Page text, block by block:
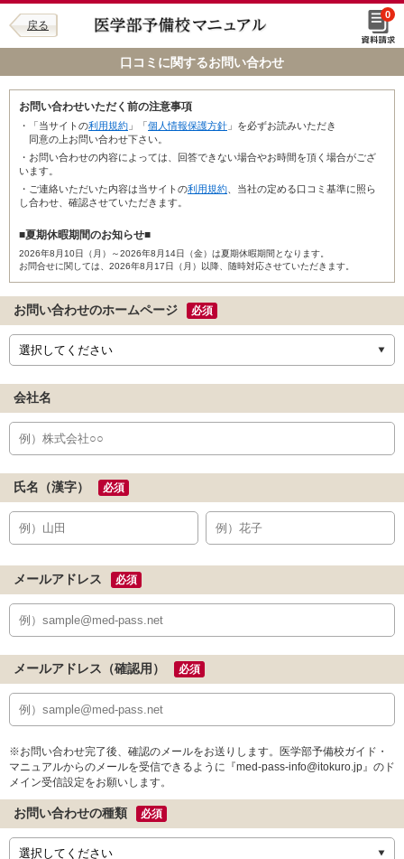
戻る
0
口コミに関するお問い合わせ
お問い合わせいただく前の注意事項
・「当サイトの利用規約 」「個人情報保護方針 」を必ずお読みいただき
同意の上お問い合わせ下さい。
・お問い合わせの内容によっては、回答できない場合やお時間を頂く場合がござ
います。
・ご連絡いただいた内容は当サイトの利用規約 、当社の定める口コミ基準に照ら
し合わせ、確認させていただきます。
■夏期休暇期間のお知らせ■
2026年8月10日（月）～2026年8月14日（金）は夏期休暇期間となります。
お問合せに関しては、2026年8月17日（月）以降、随時対応させていただきます。
お問い合わせのホームページ 必須
会社名
氏名（漢字） 必須
メールアドレス 必須
メールアドレス（確認用） 必須
※お問い合わせ完了後、確認のメールをお送りします。医学部予備校ガイド・
マニュアルからのメールを受信できるように『med-pass-info@itokuro.jp』のド
メイン受信設定をお願いします。
お問い合わせの種類 必須